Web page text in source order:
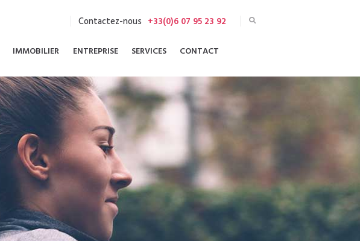
Contactez-nous +33(0)6 07 95 23 92
IMMOBILIER ENTREPRISE SERVICES CONTACT